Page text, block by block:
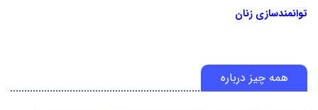
توانمندسازی زنان
همه چیز درباره